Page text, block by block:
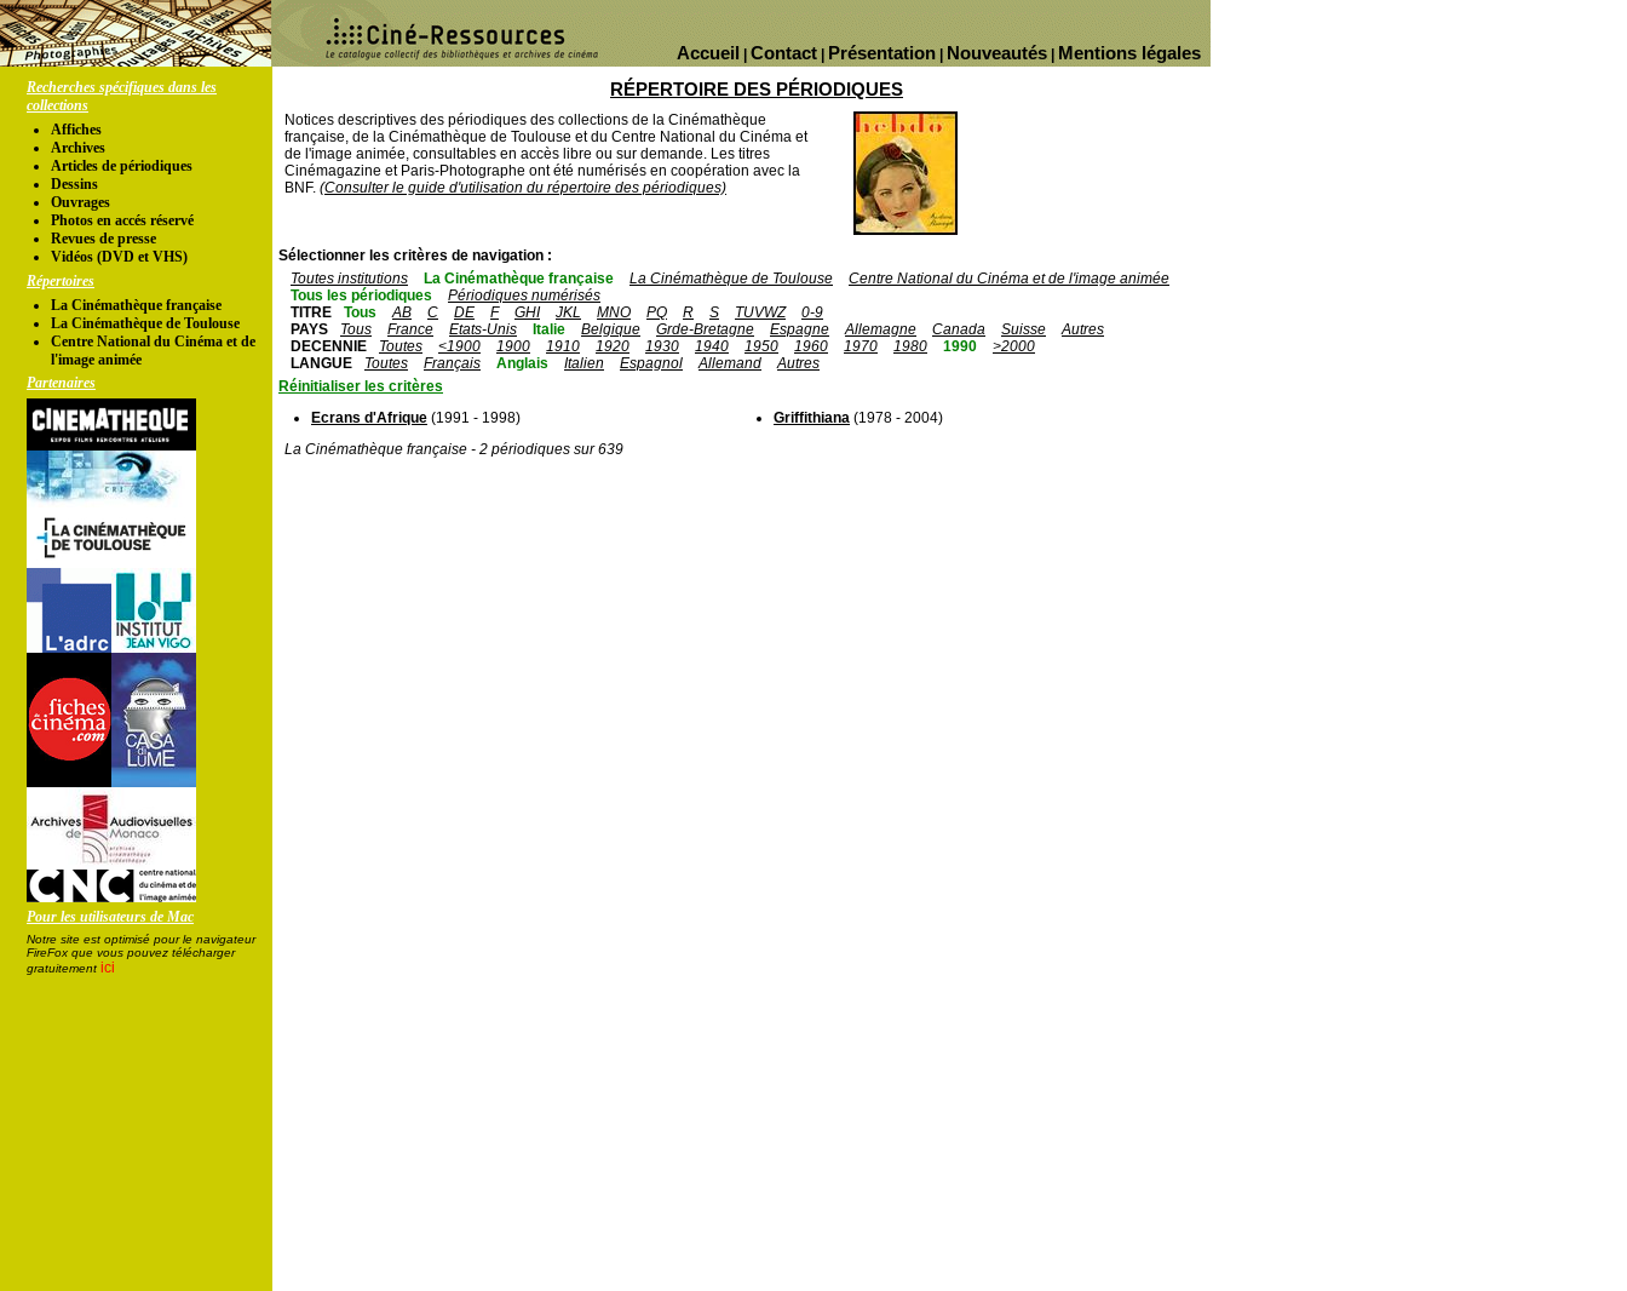
Mentions légales
Nouveautés
Présentation
Contact
Accueil
Recherches spécifiques dans les
collections
Affiches
Archives
Articles de périodiques
Dessins
Ouvrages
Photos en accés réservé
Revues de presse
Vidéos (DVD et VHS)
Répertoires
La Cinémathèque française
La Cinémathèque de Toulouse
Centre National du Cinéma et de
l'image animée
Partenaires
Pour les utilisateurs de Mac
Notre site est optimisé pour le navigateur
FireFox que vous pouvez télécharger
gratuitement ici
RÉPERTOIRE DES PÉRIODIQUES
Notices descriptives des périodiques des collections de la Cinémathèque
française, de la Cinémathèque de Toulouse et du Centre National du Cinéma et
de l'image animée, consultables en accès libre ou sur demande. Les titres
Cinémagazine et Paris-Photographe ont été numérisés en coopération avec la
BNF. (Consulter le guide d'utilisation du répertoire des périodiques)
Sélectionner les critères de navigation :
Toutes institutions
La Cinémathèque française La Cinémathèque de Toulouse
Centre National du Cinéma et de l'image animée
Tous les périodiques
Périodiques numérisés
TITRE
Tous AB C DE F GHI JKL MNO PQ R S TUVWZ
0-9
PAYS
Tous France Etats-Unis Italie Belgique Grde-Bretagne Espagne Allemagne Canada Suisse
Autres
DECENNIE
Toutes <1900 1900 1910 1920 1930 1940 1950 1960 1970 1980 1990
>2000
LANGUE
Toutes Français Anglais Italien Espagnol Allemand
Autres
Réinitialiser les critères
Ecrans d'Afrique (1991 - 1998) Griffithiana (1978 - 2004)
La Cinémathèque française - 2 périodiques sur 639